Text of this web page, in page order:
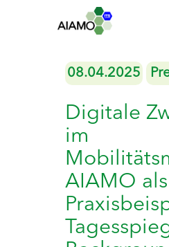
08.04.2025
Digitale
im
AIAMO als